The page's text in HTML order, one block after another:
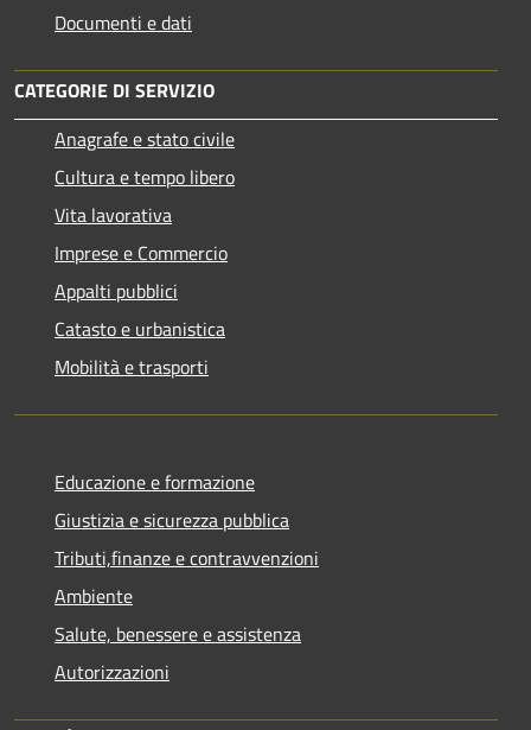
Documenti e dati
CATEGORIE DI SERVIZIO
Anagrafe e stato civile
Cultura e tempo libero
Vita lavorativa
Imprese e Commercio
Appalti pubblici
Catasto e urbanistica
Mobilità e trasporti
Educazione e formazione
Giustizia e sicurezza pubblica
Tributi,finanze e contravvenzioni
Ambiente
Salute, benessere e assistenza
Autorizzazioni